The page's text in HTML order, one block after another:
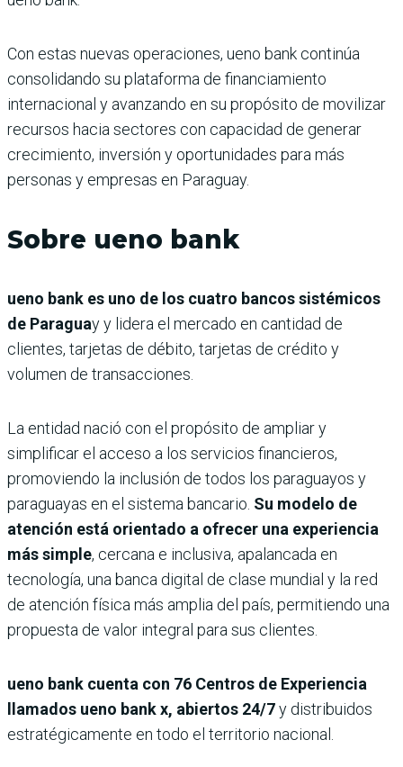
Con estas nuevas operaciones, ueno bank continúa
consolidando su plataforma de financiamiento
internacional y avanzando en su propósito de movilizar
recursos hacia sectores con capacidad de generar
crecimiento, inversión y oportunidades para más
personas y empresas en Paraguay.
Sobre ueno bank
ueno bank es uno de los cuatro bancos sistémicos
de Paraguay y lidera el mercado en cantidad de
clientes, tarjetas de débito, tarjetas de crédito y
volumen de transacciones.
La entidad nació con el propósito de ampliar y
simplificar el acceso a los servicios financieros,
promoviendo la inclusión de todos los paraguayos y
paraguayas en el sistema bancario. Su modelo de
atención está orientado a ofrecer una experiencia
más simple, cercana e inclusiva, apalancada en
tecnología, una banca digital de clase mundial y la red
de atención física más amplia del país, permitiendo una
propuesta de valor integral para sus clientes.
ueno bank cuenta con 76 Centros de Experiencia
llamados ueno bank x, abiertos 24/7y distribuidos
estratégicamente en todo el territorio nacional.